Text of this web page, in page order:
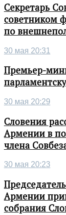
Секретарь
советником
по
30 мая 20:31
Премьер-
30 мая 20:29
Словения
Армении в
члена
30 мая 20:23
Армении
собрания